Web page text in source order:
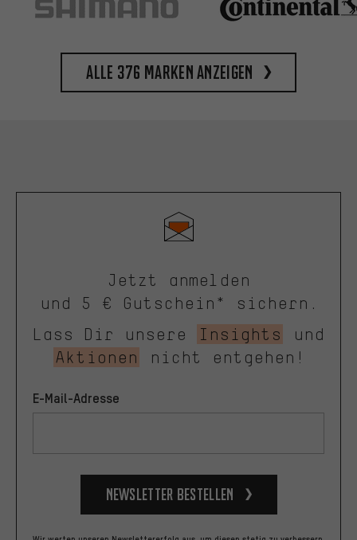
Alle 376 Marken anzeigen
Jetzt anmelden
und 5 € Gutschein* sichern.
Lass Dir unsere
Insights
und
Aktionen
nicht entgehen!
E-Mail-Adresse
Newsletter bestellen